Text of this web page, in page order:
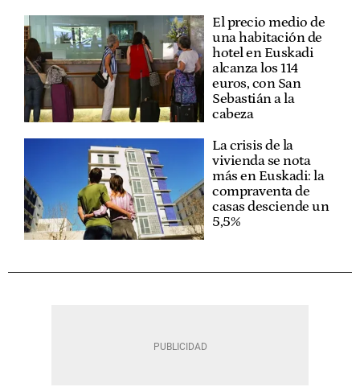
El precio medio de
una habitación de
hotel en Euskadi
alcanza los 114
euros, con San
Sebastián a la
cabeza
La crisis de la
vivienda se nota
más en Euskadi: la
compraventa de
casas desciende un
5,5%